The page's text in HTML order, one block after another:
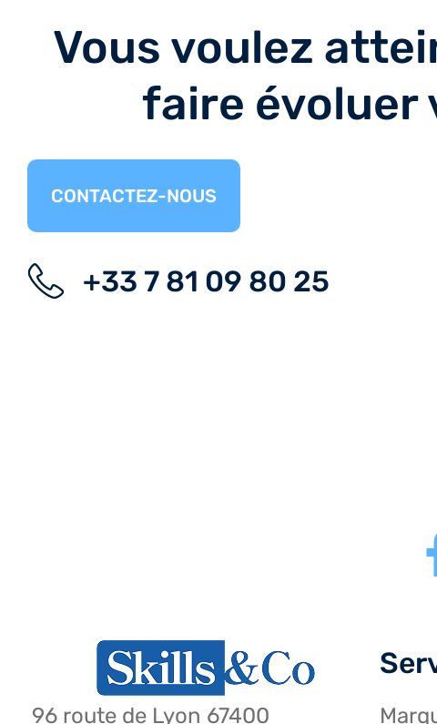
Vous voulez
faire évoluer
CONTACTEZ-NOUS
+33 7 81 09 80 25
96 route de Lyon 67400